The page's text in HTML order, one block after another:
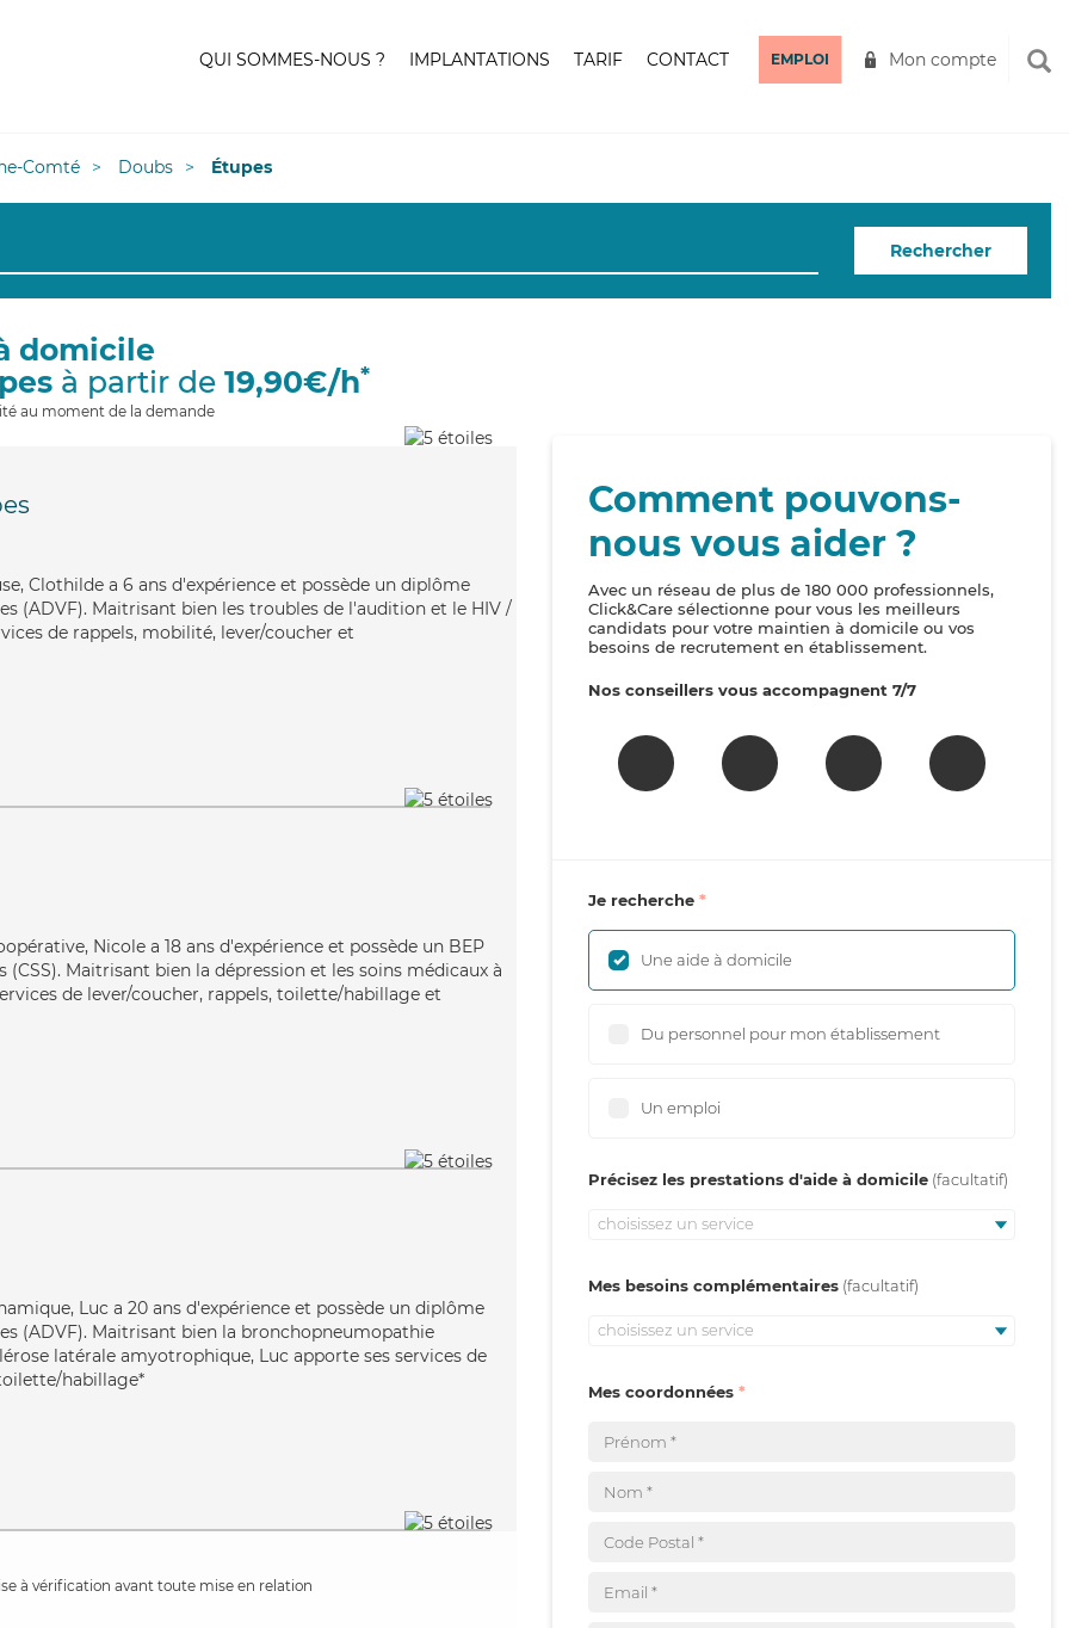
QUI SOMMES-NOUS ? IMPLANTATIONS TARIF CONTACT EMPLOI Mon compte
Comté Doubs Étupes
Rechercher
domicile
à partir de 19,90€/h*
au moment de la demande
Clothilde a 6 ans d'expérience et possède un diplôme
(ADVF). Maitrisant bien les troubles de l'audition et le HIV /
de rappels, mobilité, lever/coucher et
Nicole a 18 ans d'expérience et possède un BEP
(CSS). Maitrisant bien la dépression et les soins médicaux à
de lever/coucher, rappels, toilette/habillage et
Luc a 20 ans d'expérience et possède un diplôme
(ADVF). Maitrisant bien la bronchopneumopathie
latérale amyotrophique, Luc apporte ses services de
habillage*
à vérification avant toute mise en relation
Comment pouvons-
nous vous aider ?
Avec un réseau de plus de 180 000 professionnels,
Click&Care sélectionne pour vous les meilleurs
candidats pour votre maintien à domicile ou vos
besoins de recrutement en établissement.
Nos conseillers vous accompagnent 7/7
Je recherche
Une aide à domicile
Du personnel pour mon établissement
Un emploi
Précisez les prestations d'aide à domicile
choisissez un service
Mes besoins complémentaires
choisissez un service
Mes coordonnées